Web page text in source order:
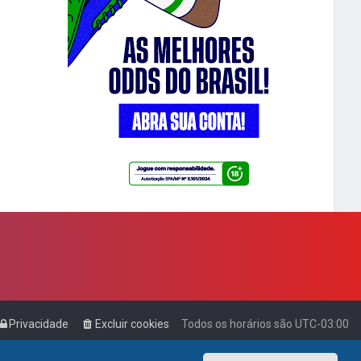
Todos os horários são UTC-03:00
Excluir cookies
Privacidade